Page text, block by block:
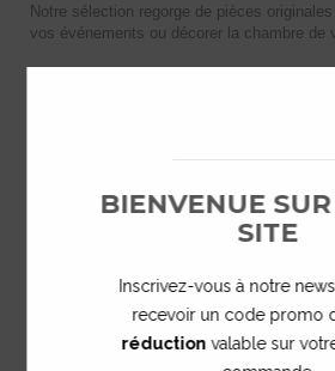
Notre sélection regorge de pièces
vos événements ou décorer la chambre de
BIENVENUE
SITE
Inscrivez-vous à notre
recevoir un code promo
réduction valable sur